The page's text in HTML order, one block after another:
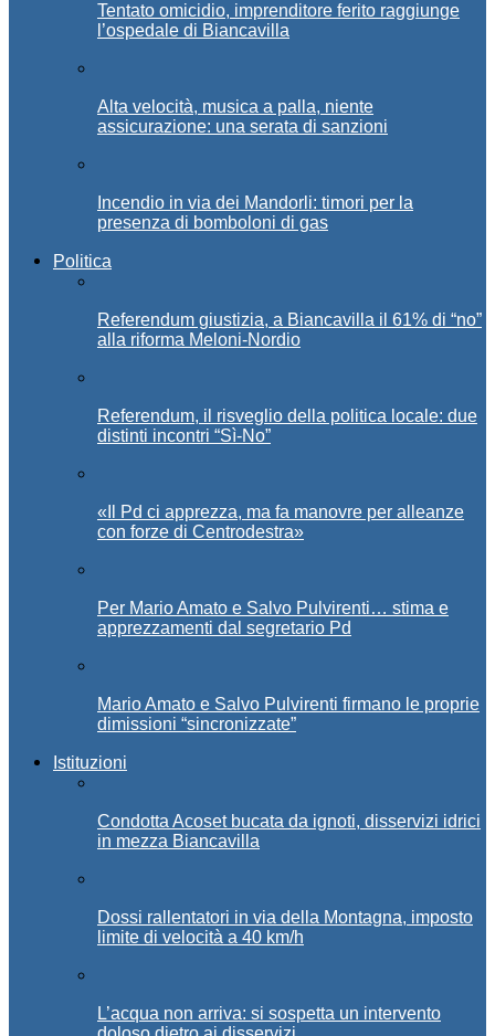
Tentato omicidio, imprenditore ferito raggiunge
l’ospedale di Biancavilla
Alta velocità, musica a palla, niente
assicurazione: una serata di sanzioni
Incendio in via dei Mandorli: timori per la
presenza di bomboloni di gas
Politica
Referendum giustizia, a Biancavilla il 61% di “no”
alla riforma Meloni-Nordio
Referendum, il risveglio della politica locale: due
distinti incontri “Sì-No”
«Il Pd ci apprezza, ma fa manovre per alleanze
con forze di Centrodestra»
Per Mario Amato e Salvo Pulvirenti… stima e
apprezzamenti dal segretario Pd
Mario Amato e Salvo Pulvirenti firmano le proprie
dimissioni “sincronizzate”
Istituzioni
Condotta Acoset bucata da ignoti, disservizi idrici
in mezza Biancavilla
Dossi rallentatori in via della Montagna, imposto
limite di velocità a 40 km/h
L’acqua non arriva: si sospetta un intervento